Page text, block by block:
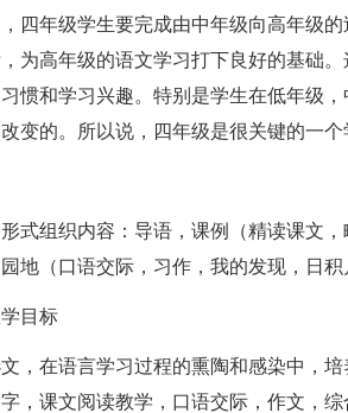
四年级学生要完成由中年级向高年级
为高年级的语文学习打下良好的基础
惯和学习兴趣。特别是学生在低年级
变的。所以说，四年级是很关键的一个
式组织内容：导语，课例（精读课文
地（口语交际，习作，我的发现，日积
目标
，在语言学习过程的熏陶和感染中，
，课文阅读教学，口语交际，作文，